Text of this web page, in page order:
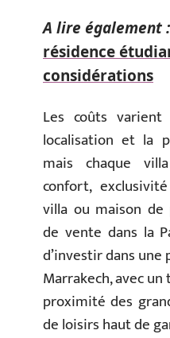
A lire également :
résidence
considérations
Les coûts
localisation et la
mais chaque
confort,
villa ou maison
de vente dans la
d’investir dans
Marrakech, avec
proximité des
de loisirs haut de